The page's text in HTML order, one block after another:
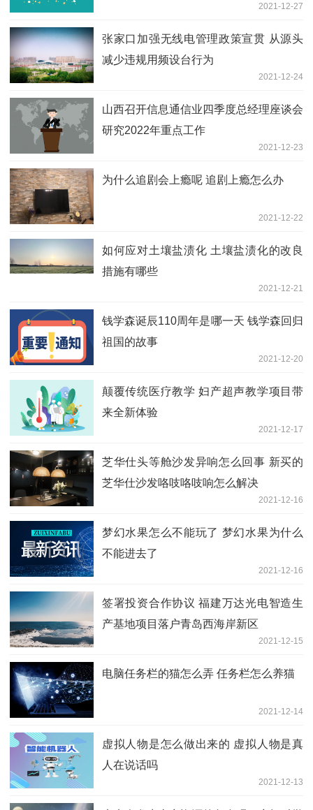
2021-12-27
张家口加强无线电管理政策宣贯 从源头
减少违规用频设台行为
2021-12-24
山西召开信息通信业四季度总经理座谈会
研究2022年重点工作
2021-12-23
为什么追剧会上瘾呢 追剧上瘾怎么办
2021-12-22
如何应对土壤盐渍化 土壤盐渍化的改良
措施有哪些
2021-12-21
钱学森诞辰110周年是哪一天 钱学森回归
祖国的故事
2021-12-20
颠覆传统医疗教学 妇产超声教学项目带
来全新体验
2021-12-17
芝华仕头等舱沙发异响怎么回事 新买的
芝华仕沙发咯吱咯吱响怎么解决
2021-12-16
梦幻水果怎么不能玩了 梦幻水果为什么
不能进去了
2021-12-16
签署投资合作协议 福建万达光电智造生
产基地项目落户青岛西海岸新区
2021-12-15
电脑任务栏的猫怎么弄 任务栏怎么养猫
2021-12-14
虚拟人物是怎么做出来的 虚拟人物是真
人在说话吗
2021-12-13